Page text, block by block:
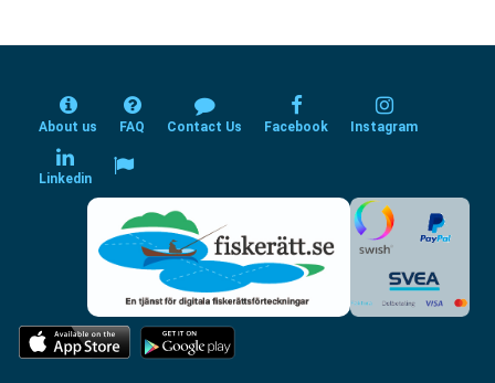
About us FAQ Contact Us Facebook Instagram
Linkedin